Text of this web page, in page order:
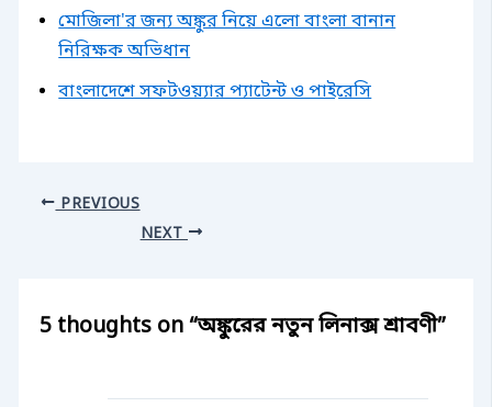
মোজিলা'র জন্য অঙ্কুর নিয়ে এলো বাংলা বানান
নিরিক্ষক অভিধান
বাংলাদেশে সফটওয়্যার প্যাটেন্ট ও পাইরেসি
PREVIOUS
NEXT
5 thoughts on “অঙ্কুরের নতুন লিনাক্স শ্রাবণী”